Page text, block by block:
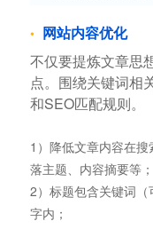
网站内容优化
不仅要提炼文章思
点。围绕关键词相
和SEO匹配规则。
1）降低文章内容在
落主题、内容摘要等；
2）标题包含关键词
字内；